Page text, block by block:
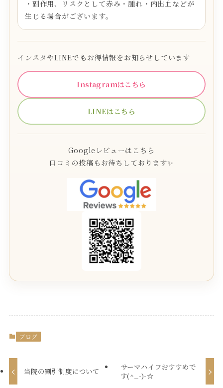
・副作用、リスクとして赤み・腫れ・内出血などが
生じる場合がございます。
インスタやLINEでもお得情報をお知らせしています
Instagramはこちら
LINEはこちら
Googleレビューはこちら
口コミの投稿もお待ちしております✨
ブログ
当院の割引制度について
サーマハイフおすすめで
す(^_-)-☆